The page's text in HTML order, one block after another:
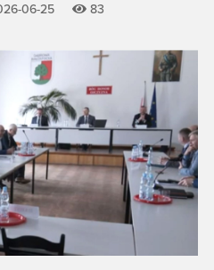
06-25
83